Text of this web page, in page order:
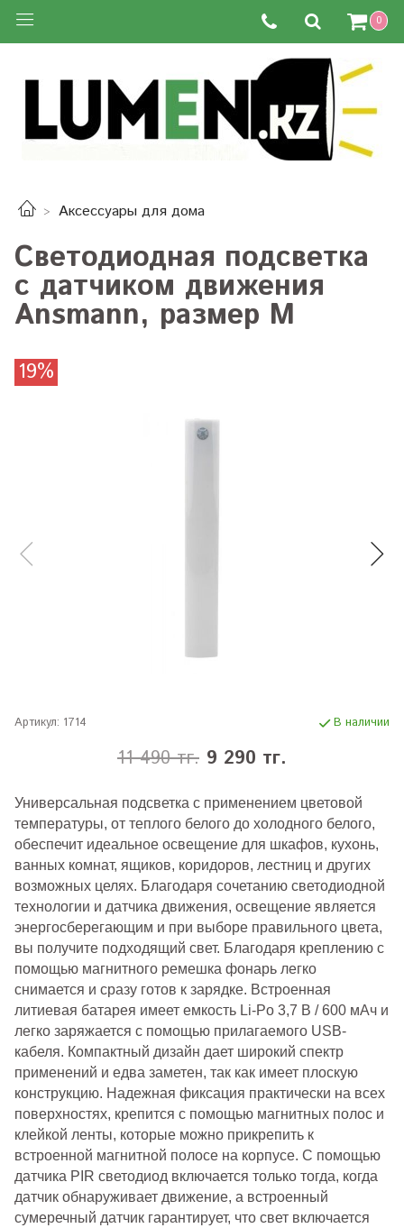
0
Аксессуары для дома
Светодиодная подсветка
с датчиком движения
Ansmann, размер М
19%
Артикул: 1714 В наличии
11 490 тг. 9 290 тг.
Универсальная подсветка с применением цветовой
температуры, от теплого белого до холодного белого,
обеспечит идеальное освещение для шкафов, кухонь,
ванных комнат, ящиков, коридоров, лестниц и других
возможных целях. Благодаря сочетанию светодиодной
технологии и датчика движения, освещение является
энергосберегающим и при выборе правильного цвета,
вы получите подходящий свет. Благодаря креплению с
помощью магнитного ремешка фонарь легко
снимается и сразу готов к зарядке. Встроенная
литиевая батарея имеет емкость Li-Po 3,7 В / 600 мАч и
легко заряжается с помощью прилагаемого USB-
кабеля. Компактный дизайн дает широкий спектр
применений и едва заметен, так как имеет плоскую
конструкцию. Надежная фиксация практически на всех
поверхностях, крепится с помощью магнитных полос и
клейкой ленты, которые можно прикрепить к
встроенной магнитной полосе на корпусе. С помощью
датчика PIR светодиод включается только тогда, когда
датчик обнаруживает движение, а встроенный
сумеречный датчик гарантирует, что свет включается